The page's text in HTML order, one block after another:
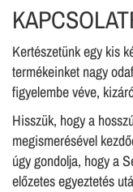
Kertészetünk egy kis
termékeinket nagy
figyelembe véve,
Hisszük, hogy a
megismerésével
úgy gondolja, hogy a
előzetes egyeztetés